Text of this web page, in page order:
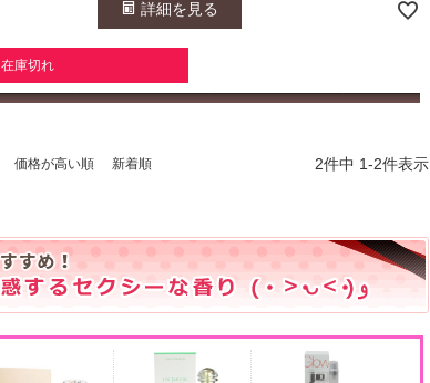
詳細を見る
在庫切れ
価格が高い順 新着順 2件中 1-2件表示